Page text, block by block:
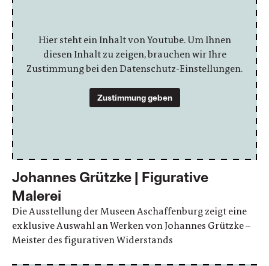
Hier steht ein Inhalt von Youtube. Um Ihnen
diesen Inhalt zu zeigen, brauchen wir Ihre
Zustimmung bei den Datenschutz-Einstellungen.
Zustimmung geben
Johannes Grützke | Figurative
Malerei
Die Ausstellung der Museen Aschaffenburg zeigt eine
exklusive Auswahl an Werken von Johannes Grützke –
Meister des figurativen Widerstands